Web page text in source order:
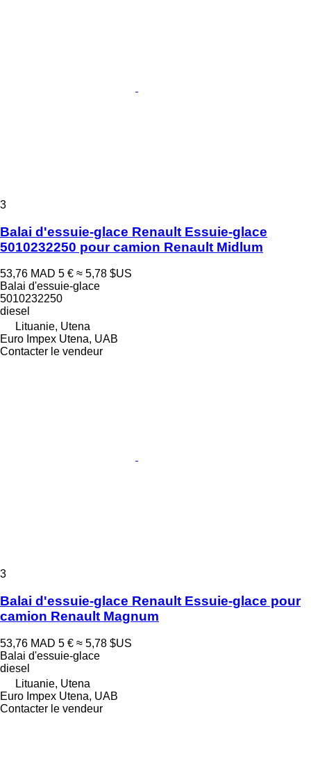
3
Balai d'essuie-glace Renault Essuie-glace
5010232250 pour camion Renault Midlum
53,76 MAD 5 € ≈ 5,78 $US
Balai d'essuie-glace
5010232250
diesel
Lituanie, Utena
Euro Impex Utena, UAB
Contacter le vendeur
3
Balai d'essuie-glace Renault Essuie-glace pour
camion Renault Magnum
53,76 MAD 5 € ≈ 5,78 $US
Balai d'essuie-glace
diesel
Lituanie, Utena
Euro Impex Utena, UAB
Contacter le vendeur